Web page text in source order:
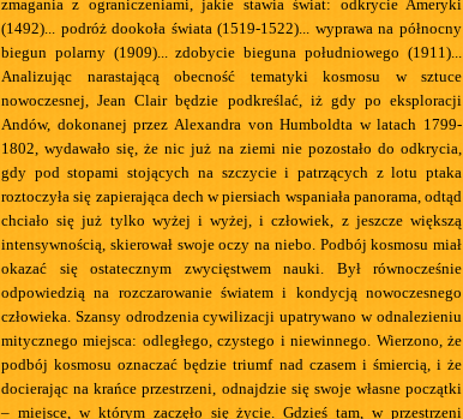
zmagania z ograniczeniami, jakie stawia świat: odkrycie Ameryki
(1492)... podróż dookoła świata (1519-1522)... wyprawa na północny
biegun polarny (1909)... zdobycie bieguna południowego (1911)...
Analizując narastającą obecność tematyki kosmosu w sztuce
nowoczesnej, Jean Clair będzie podkreślać, iż gdy po eksploracji
Andów, dokonanej przez Alexandra von Humboldta w latach 1799-
1802, wydawało się, że nic już na ziemi nie pozostało do odkrycia,
gdy pod stopami stojących na szczycie i patrzących z lotu ptaka
roztoczyła się zapierająca dech w piersiach wspaniała panorama, odtąd
chciało się już tylko wyżej i wyżej, i człowiek, z jeszcze większą
intensywnością, skierował swoje oczy na niebo. Podbój kosmosu miał
okazać się ostatecznym zwycięstwem nauki. Był równocześnie
odpowiedzią na rozczarowanie światem i kondycją nowoczesnego
człowieka. Szansy odrodzenia cywilizacji upatrywano w odnalezieniu
mitycznego miejsca: odległego, czystego i niewinnego. Wierzono, że
podbój kosmosu oznaczać będzie triumf nad czasem i śmiercią, i że
docierając na krańce przestrzeni, odnajdzie się swoje własne początki
– miejsce, w którym zaczęło się życie. Gdzieś tam, w przestrzeni